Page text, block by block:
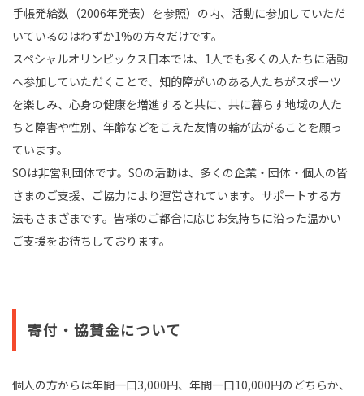
手帳発給数（2006年発表）を参照）の内、活動に参加していただ
いているのはわずか1%の方々だけです。
スペシャルオリンピックス日本では、1人でも多くの人たちに活動
へ参加していただくことで、知的障がいのある人たちがスポーツ
を楽しみ、心身の健康を増進すると共に、共に暮らす地域の人た
ちと障害や性別、年齢などをこえた友情の輪が広がることを願っ
ています。
SOは非営利団体です。SOの活動は、多くの企業・団体・個人の皆
さまのご支援、ご協力により運営されています。サポートする方
法もさまざまです。皆様のご都合に応じお気持ちに沿った温かい
ご支援をお待ちしております。
寄付・協賛金について
個人の方からは年間一口3,000円、年間一口10,000円のどちらか、